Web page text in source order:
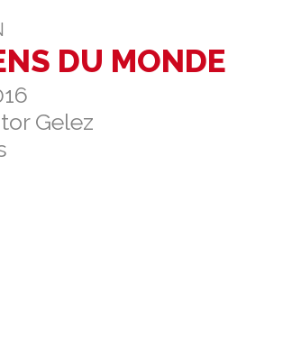
DU MONDE
Gelez